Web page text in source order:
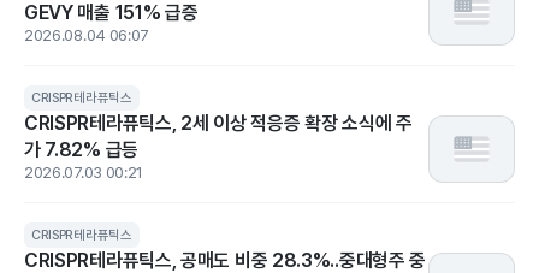
GEVY 매출 151% 급증
2026.08.04 06:07
CRISPR테라퓨틱스
CRISPR테라퓨틱스, 2세 이상 적응증 확장 소식에 주
가 7.82% 급등
2026.07.03 00:21
CRISPR테라퓨틱스
CRISPR테라퓨틱스, 공매도 비중 28.3%..중대형주 중